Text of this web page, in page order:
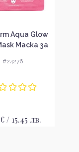
Aqua Glow
Маска за
#24276
/ 15.45 лв.